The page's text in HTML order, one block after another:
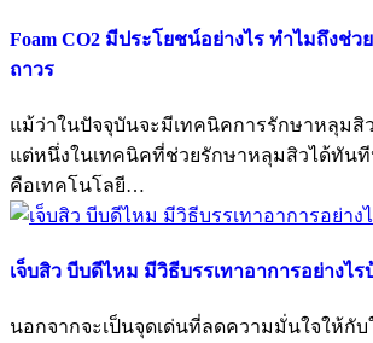
Foam CO2 มีประโยชน์อย่างไร ทำไมถึงช่
ถาวร
แม้ว่าในปัจจุบันจะมีเทคนิคการรักษาหลุมสิ
แต่หนึ่งในเทคนิคที่ช่วยรักษาหลุมสิวได้ทัน
คือเทคโนโลยี…
เจ็บสิว บีบดีไหม มีวิธีบรรเทาอาการอย่างไร
นอกจากจะเป็นจุดเด่นที่ลดความมั่นใจให้กั